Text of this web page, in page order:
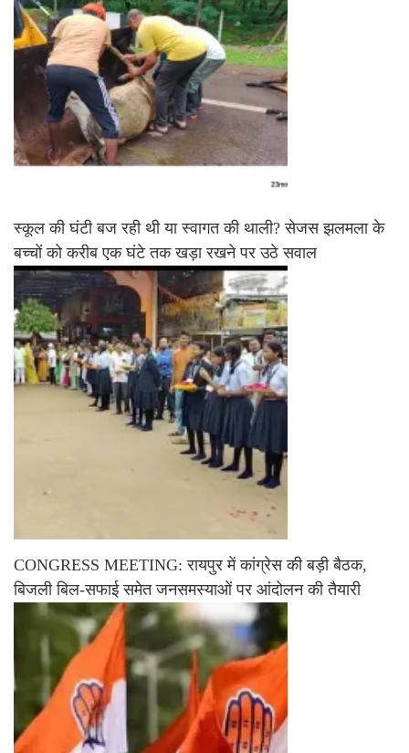
स्कूल की घंटी बज रही थी या स्वागत की थाली? सेजस झलमला के
बच्चों को करीब एक घंटे तक खड़ा रखने पर उठे सवाल
CONGRESS MEETING: रायपुर में कांग्रेस की बड़ी बैठक,
बिजली बिल-सफाई समेत जनसमस्याओं पर आंदोलन की तैयारी